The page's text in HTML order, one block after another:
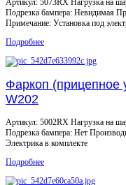
Подрезка бампера: Невидимая
Примечание: Установка под
Подробнее
Фаркоп (прицепное
W202
Артикул: 5002RX Нагрузка на
Подрезка бампера: Нет
Электрика в комплекте
Подробнее